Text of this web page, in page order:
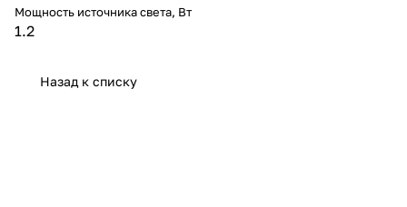
Мощность источника света, Вт
1.2
Назад к списку